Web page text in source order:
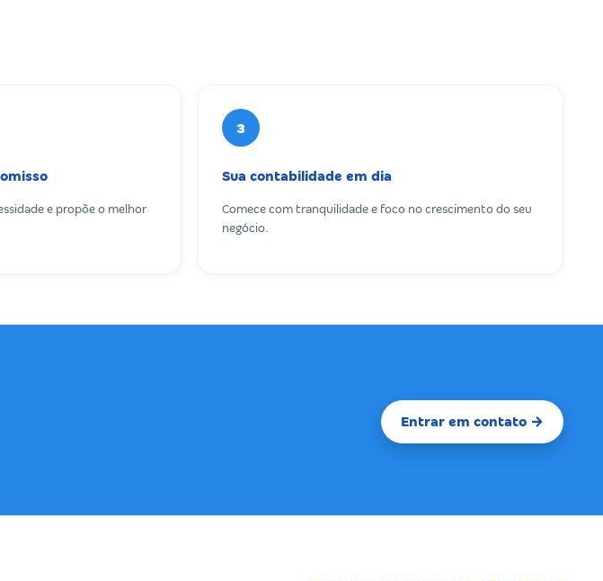
e propõe o melhor
3
Sua contabilidade em dia
Comece com tranquilidade e foco no crescimento do seu
negócio.
Entrar em contato →